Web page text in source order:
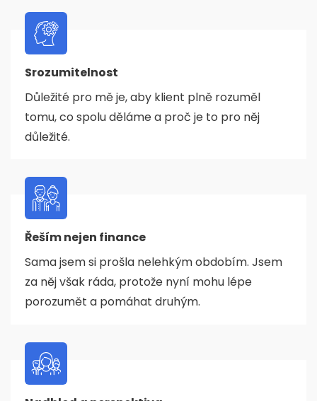
Srozumitelnost
Důležité pro mě je, aby klient plně rozuměl
tomu, co spolu děláme a proč je to pro něj
důležité.
Řeším nejen finance
Sama jsem si prošla nelehkým obdobím. Jsem
za něj však ráda, protože nyní mohu lépe
porozumět a pomáhat druhým.